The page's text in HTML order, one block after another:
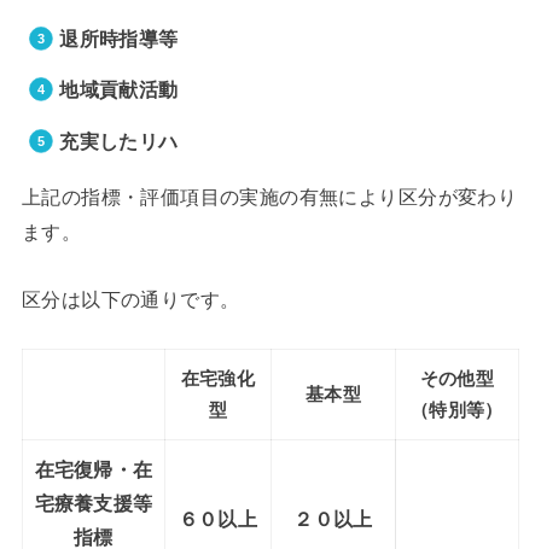
退所時指導等
地域貢献活動
充実したリハ
上記の指標・評価項目の実施の有無により区分が変わり
ます。
区分は以下の通りです。
在宅強化
型
基本型
その他型
（特別等）
在宅復帰・在
宅療養支援等
指標
６０以上 ２０以上